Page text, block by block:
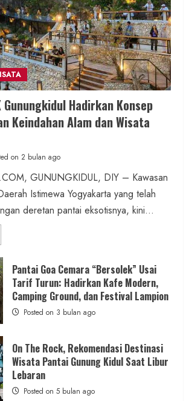
on 18 jam ago
Kantor At-Tiin Nabila
Calon Jamaah Hangus
on 1 hari ago
Pelayanan, Polres
Lakukan Sertijab Pejabat
Kapolsek
on 1 hari ago
Gunungkidul Hadirkan Konsep
Keindahan Alam dan Wisata
on 2 bulan ago
GUNUNGKIDUL, DIY – Kawasan
Istimewa Yogyakarta yang telah
deretan pantai eksotisnya, kini...
Pantai Goa Cemara “Bersolek” Usai
Tarif Turun: Hadirkan Kafe Modern,
Camping Ground, dan Festival Lampion
Posted on 3 bulan ago
On The Rock, Rekomendasi Destinasi
Wisata Pantai Gunung Kidul Saat Libur
Lebaran
Posted on 5 bulan ago